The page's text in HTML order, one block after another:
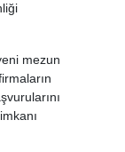
mezun